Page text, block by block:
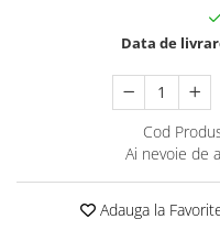
Data de
Cod
Ai nevoie de
Adauga la